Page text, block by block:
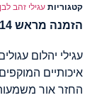
קטגוריות עגילי זהב לבן
הזמנה מראש 10-14 ימי עסקים לייצור
עגילי יהלום
איכותיים
החזר אור